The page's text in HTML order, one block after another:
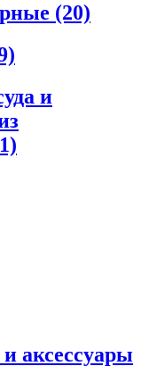
(20)
и
аксессуары